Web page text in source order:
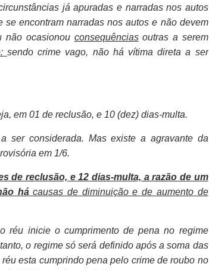
já apuradas e narradas nos autos
se encontram narradas nos autos e não devem
não ocasionou consequências outras a serem
sendo crime vago, não há vítima direta a ser
em 01 de reclusão, e 10 (dez) dias-multa.
ser considerada. Mas existe a agravante da
em 1/6.
de reclusão, e 12 dias-multa, a razão de um
hácausas de diminuição e de aumento de
réu inicie o cumprimento de pena no regime
o regime só será definido após a soma das
esta cumprindo pena pelo crime de roubo no